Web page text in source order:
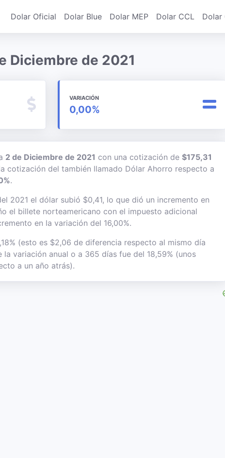
Dolar Oficial Dolar Blue Dolar MEP Dolar CCL Dolar
Diciembre de 2021
VARIACIÓN
0,00%
2 de Diciembre de 2021 con una cotización de $175,31
cotización del también llamado Dólar Ahorro respecto a
.
2021 el dólar subió $0,41, lo que dió un incremento en
el billete norteamericano con el impuesto adicional
en la variación del 16,00%.
(esto es $2,06 de diferencia respecto al mismo día
variación anual o a 365 días fue del 18,59% (unos
a un año atrás).